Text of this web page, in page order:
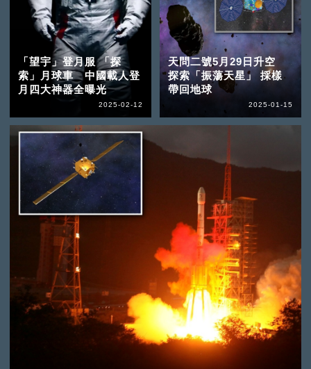
「望宇」登月服 「探
索」月球車 中國載人登
月四大神器全曝光
2025-02-12
天問二號5月29日升空
探索「振蕩天星」 採樣
帶回地球
2025-01-15